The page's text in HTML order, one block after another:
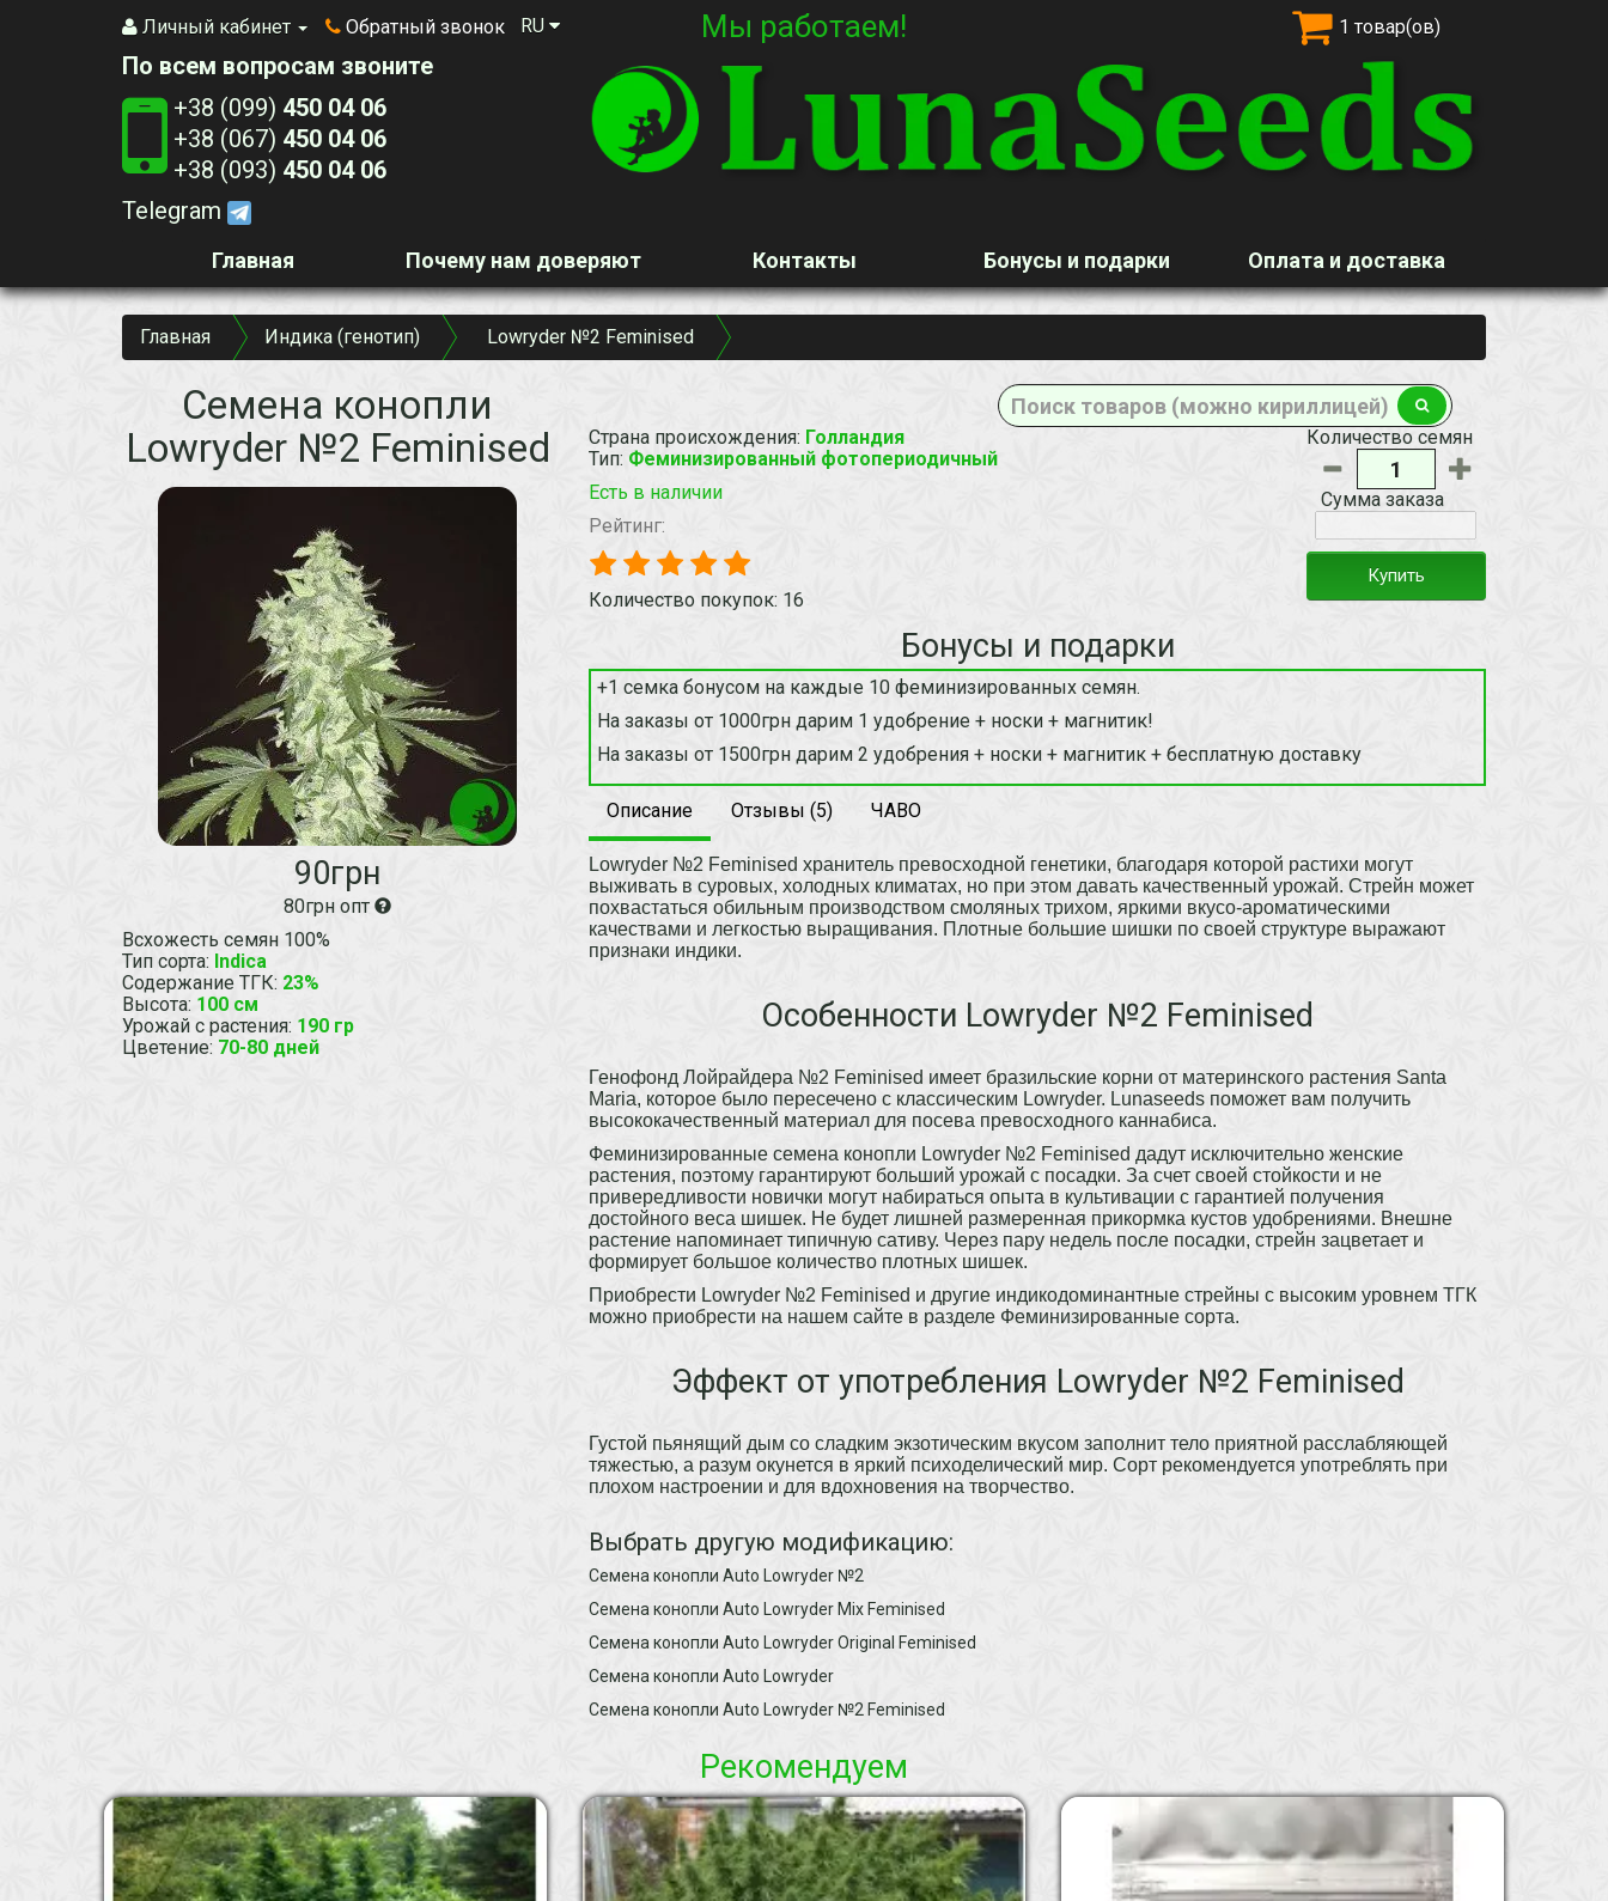
Личный кабинет Обратный звонок 1 товар(ов)
RU Мы работаем!
По всем вопросам звоните
+38 (099) 450 04 06
+38 (067) 450 04 06
+38 (093) 450 04 06
Telegram
Главная Почему нам доверяют Контакты Бонусы и подарки Оплата и доставка
Главная Индика (генотип) Lowryder №2 Feminised
Семена конопли
Lowryder №2 Feminised
90грн
80грн опт
Всхожесть семян 100%
Тип сорта: Indica
Содержание ТГК: 23%
Высота: 100 см
Урожай с растения: 190 гр
Цветение: 70-80 дней
Страна происхождения: Голландия
Тип: Феминизированный фотопериодичный
Есть в наличии
Рейтинг:
Количество покупок: 16
Количество семян
Сумма заказа
Купить
Бонусы и подарки
+1 семка бонусом на каждые 10 феминизированных семян.
На заказы от 1000грн дарим 1 удобрение + носки + магнитик!
На заказы от 1500грн дарим 2 удобрения + носки + магнитик + бесплатную доставку
Описание Отзывы (5) ЧАВО
Lowryder №2 Feminised хранитель превосходной генетики, благодаря которой растихи могут
выживать в суровых, холодных климатах, но при этом давать качественный урожай. Стрейн может
похвастаться обильным производством смоляных трихом, яркими вкусо-ароматическими
качествами и легкостью выращивания. Плотные большие шишки по своей структуре выражают
признаки индики.
Особенности Lowryder №2 Feminised
Генофонд Лойрайдера №2 Feminised имеет бразильские корни от материнского растения Santa
Maria, которое было пересечено с классическим Lowryder. Lunaseeds поможет вам получить
высококачественный материал для посева превосходного каннабиса.
Феминизированные семена конопли Lowryder №2 Feminised дадут исключительно женские
растения, поэтому гарантируют больший урожай с посадки. За счет своей стойкости и не
привередливости новички могут набираться опыта в культивации с гарантией получения
достойного веса шишек. Не будет лишней размеренная прикормка кустов удобрениями. Внешне
растение напоминает типичную сативу. Через пару недель после посадки, стрейн зацветает и
формирует большое количество плотных шишек.
Приобрести Lowryder №2 Feminised и другие индикодоминантные стрейны с высоким уровнем ТГК
можно приобрести на нашем сайте в разделе Феминизированные сорта.
Эффект от употребления Lowryder №2 Feminised
Густой пьянящий дым со сладким экзотическим вкусом заполнит тело приятной расслабляющей
тяжестью, а разум окунется в яркий психоделический мир. Сорт рекомендуется употреблять при
плохом настроении и для вдохновения на творчество.
Выбрать другую модификацию:
Семена конопли Auto Lowryder №2
Семена конопли Auto Lowryder Mix Feminised
Семена конопли Auto Lowryder Original Feminised
Семена конопли Auto Lowryder
Семена конопли Auto Lowryder №2 Feminised
Рекомендуем